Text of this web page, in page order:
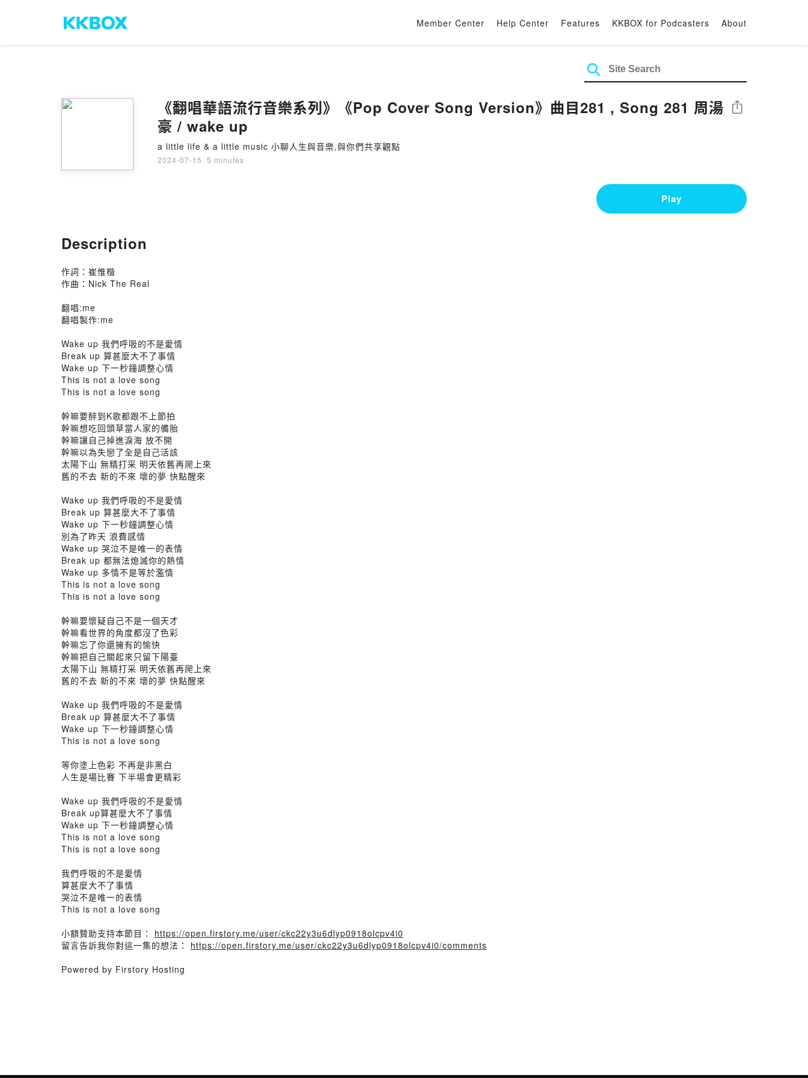
Member Center Help Center Features KKBOX for Podcasters About
《翻唱華語流行音樂系列》《Pop Cover Song Version》曲目281 , Song 281 周湯
豪 / wake up
a little life & a little music 小聊人生與音樂,與你們共享觀點
2024-07-15 · 5 minutes
Share
Play
Description
作詞：崔惟楷
作曲：Nick The Real
翻唱:me
翻唱製作:me
Wake up 我們呼吸的不是愛情
Break up 算甚麼大不了事情
Wake up 下一秒鐘調整心情
This is not a love song
This is not a love song
幹嘛要醉到K歌都跟不上節拍
幹嘛想吃回頭草當人家的備胎
幹嘛讓自己掉進淚海 放不開
幹嘛以為失戀了全是自己活該
太陽下山 無精打采 明天依舊再爬上來
舊的不去 新的不來 壞的夢 快點醒來
Wake up 我們呼吸的不是愛情
Break up 算甚麼大不了事情
Wake up 下一秒鐘調整心情
別為了昨天 浪費感情
Wake up 哭泣不是唯一的表情
Break up 都無法熄滅你的熱情
Wake up 多情不是等於濫情
This is not a love song
This is not a love song
幹嘛要懷疑自己不是一個天才
幹嘛看世界的角度都沒了色彩
幹嘛忘了你還擁有的愉快
幹嘛把自己關起來只留下陽臺
太陽下山 無精打采 明天依舊再爬上來
舊的不去 新的不來 壞的夢 快點醒來
Wake up 我們呼吸的不是愛情
Break up 算甚麼大不了事情
Wake up 下一秒鐘調整心情
This is not a love song
等你塗上色彩 不再是非黑白
人生是場比賽 下半場會更精彩
Wake up 我們呼吸的不是愛情
Break up算甚麼大不了事情
Wake up 下一秒鐘調整心情
This is not a love song
This is not a love song
我們呼吸的不是愛情
算甚麼大不了事情
哭泣不是唯一的表情
This is not a love song
小額贊助支持本節目： https://open.firstory.me/user/ckc22y3u6dlyp0918olcpv4i0
留言告訴我你對這一集的想法： https://open.firstory.me/user/ckc22y3u6dlyp0918olcpv4i0/comments
Powered by Firstory Hosting